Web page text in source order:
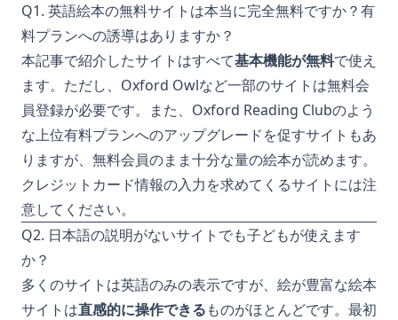
Q1. 英語絵本の無料サイトは本当に完全無料ですか？有
料プランへの誘導はありますか？
本記事で紹介したサイトはすべて基本機能が無料で使え
ます。ただし、Oxford Owlなど一部のサイトは無料会
員登録が必要です。また、Oxford Reading Clubのよう
な上位有料プランへのアップグレードを促すサイトもあ
りますが、無料会員のまま十分な量の絵本が読めます。
クレジットカード情報の入力を求めてくるサイトには注
意してください。
Q2. 日本語の説明がないサイトでも子どもが使えます
か？
多くのサイトは英語のみの表示ですが、絵が豊富な絵本
サイトは直感的に操作できるものがほとんどです。最初